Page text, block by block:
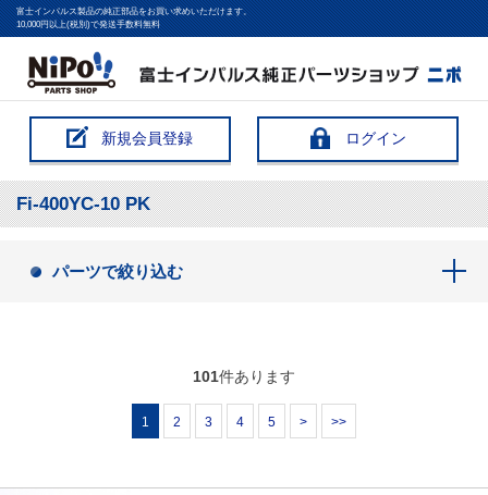
富士インパルス製品の純正部品をお買い求めいただけます。
10,000円以上(税別)で発送手数料無料
新規会員登録 ログイン
Fi-400YC-10 PK
パーツで絞り込む
101件あります
1 2 3 4 5 > >>